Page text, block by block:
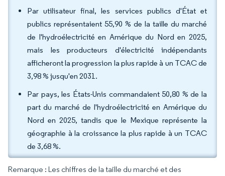
Par utilisateur final, les services publics d'État et
publics représentaient 55,90 % de la taille du marché
de l'hydroélectricité en Amérique du Nord en 2025,
mais les producteurs d'électricité indépendants
afficheront la progression la plus rapide à un TCAC de
3,98 % jusqu'en 2031.
Par pays, les États-Unis commandaient 50,80 % de la
part du marché de l'hydroélectricité en Amérique du
Nord en 2025, tandis que le Mexique représente la
géographie à la croissance la plus rapide à un TCAC
de 3,68 %.
Remarque : Les chiffres de la taille du marché et des